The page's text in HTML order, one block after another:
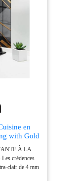
en
with Gold
Les
Mural en
trempé,
À LA
crédences
clair de 4 mm